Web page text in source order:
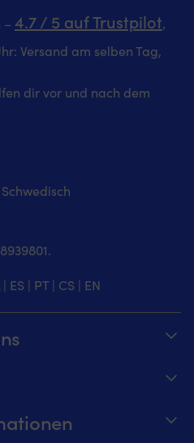
– 4.7 / 5 auf Trustpilot‚
Versand am selben Tag,
dir vor und nach dem
| ES | PT| CS | EN
8 – 20 Uhr.
oder Englisch
Mail an